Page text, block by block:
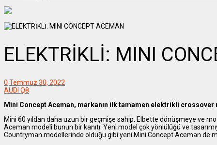
ELEKTRİKLİ: MINI
0 Temmuz 30, 2022
AUDI Q8
Mini Concept Aceman, markanın ilk tamamen elektrikli crossover
Mini 60 yıldan daha uzun bir geçmişe sahip. Elbette dönüşmeye ve
Aceman modeli bunun bir kanıtı. Yeni model çok yönlülüğü ve
Countryman modellerinde olduğu gibi yeni Mini Concept Aceman de